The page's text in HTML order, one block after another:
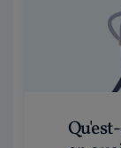
Qu'est-ce que le Droit des Affaires et